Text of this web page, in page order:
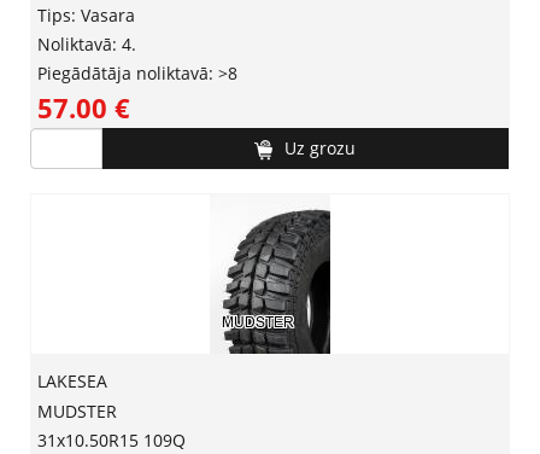
Tips: Vasara
Noliktavā: 4.
Piegādātāja noliktavā: >8
57.00 ‎€
Uz grozu
LAKESEA
MUDSTER
31x10.50R15 109Q